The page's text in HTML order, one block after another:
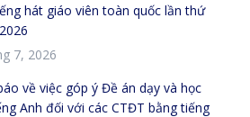
hát giáo viên toàn quốc lần thứ
7, 2026
về việc góp ý Đề án dạy và học
Anh đối với các CTĐT bằng tiếng